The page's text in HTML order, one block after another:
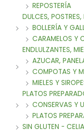
REPOSTERÍA
DULCES,
BOLLERÍA Y
CARAMELOS Y
ENDLULZANTES,
AZUCAR,
COMPOTAS Y
MIELES Y
PLATOS
CONSERVAS Y
PLATOS
SIN GLUTEN -